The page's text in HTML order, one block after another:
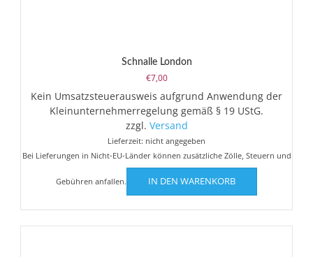
Schnalle London
€7,00
Kein Umsatzsteuerausweis aufgrund Anwendung der
Kleinunternehmerregelung gemäß § 19 UStG.
zzgl. Versand
Lieferzeit: nicht angegeben
Bei Lieferungen in Nicht-EU-Länder können zusätzliche Zölle, Steuern und
Gebühren anfallen. IN DEN WARENKORB